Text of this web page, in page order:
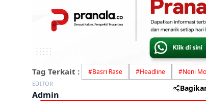
Tag Terkait : #Basri Rase #Headline #Neni
EDITOR
Admin